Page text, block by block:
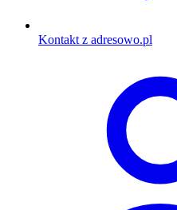
Kontakt z adresowo.pl